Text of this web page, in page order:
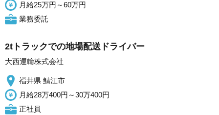
月給25万円～60万円
業務委託
2tトラックでの地場配送ドライバー
大西運輸株式会社
福井県 鯖江市
月給28万400円～30万400円
正社員